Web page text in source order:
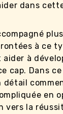
dans
à ce
à
cap. Dans
détail
en
vers la